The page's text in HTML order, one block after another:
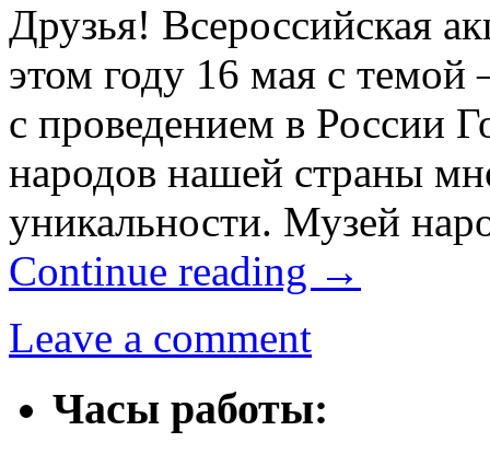
Друзья! Всероссийская
этом году 16 мая с темой
с проведением в России
народов нашей страны
уникальности. Музей
Continue reading →
Leave a comment
Часы работы: